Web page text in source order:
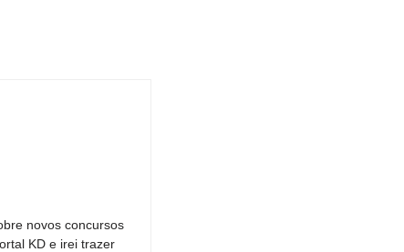
novos concursos
KD e irei trazer